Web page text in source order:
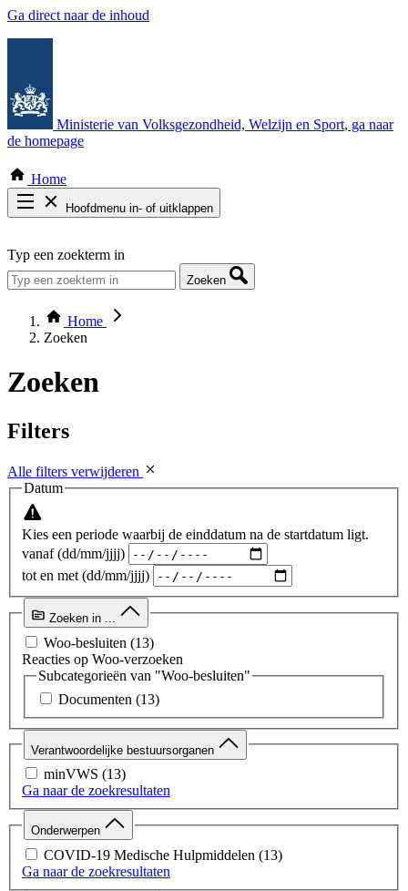
Ga direct naar de inhoud
Ministerie van Volksgezondheid, Welzijn en Sport, ga naar
de homepage
Home
Hoofdmenu in- of uitklappen
Thema COVID-19
Bekijk per bestuursorgaan
Typ een zoekterm in
Zoeken
Home
Zoeken
Zoeken
Filters
Alle filters verwijderen
Datum
Kies een periode waarbij de einddatum na de startdatum ligt.
vanaf (dd/mm/jjjj)
tot en met (dd/mm/jjjj)
Zoeken in ...
Woo-besluiten (13)
Reacties op Woo-verzoeken
Subcategorieën van "Woo-besluiten"
Documenten (13)
Verantwoordelijke bestuursorganen
minVWS (13)
Ga naar de zoekresultaten
Onderwerpen
COVID-19 Medische Hulpmiddelen (13)
Ga naar de zoekresultaten